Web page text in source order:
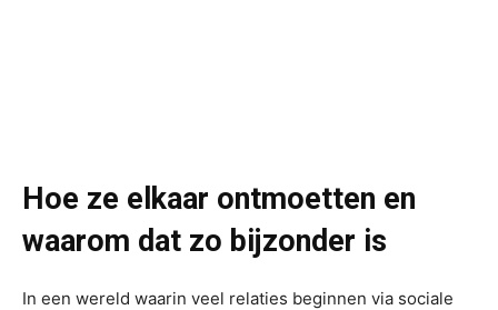
Hoe ze elkaar ontmoetten en
waarom dat zo bijzonder is
In een wereld waarin veel relaties beginnen via sociale